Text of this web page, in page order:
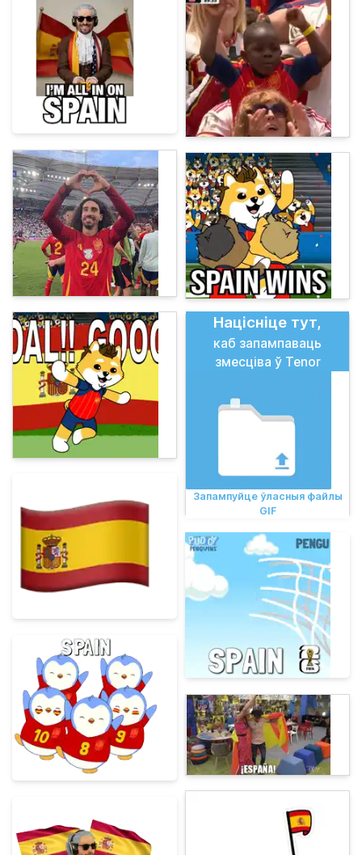
Націсніце тут,
каб запампаваць
змесціва ў Tenor
Запампуйце ўласныя файлы
GIF